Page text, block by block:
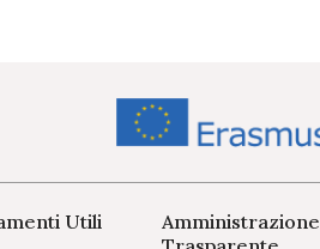
Utili
Amministrazione